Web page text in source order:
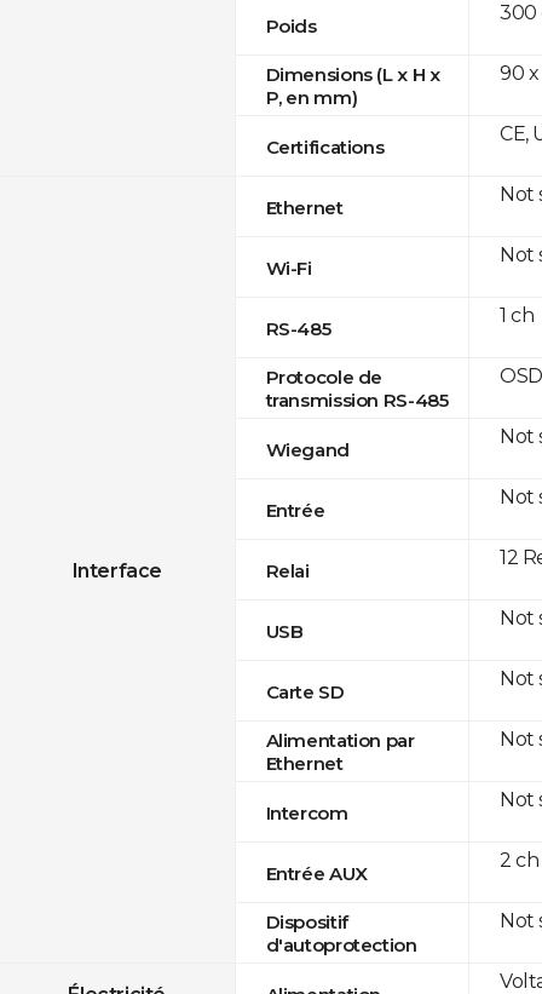
Poids
Dimensions (L x H x
P, en mm)
Certifications
Interface
Ethernet
Wi-Fi
RS-485
Protocole de
transmission RS-485
Wiegand
Entrée
Relai
USB
Carte SD
Alimentation par
Ethernet
Intercom
Entrée AUX
Dispositif
d'autoprotection
300
90 x
CE,
Not
Not
1 ch
Not
Not
12
Not
Not
Not
Not
2
Not